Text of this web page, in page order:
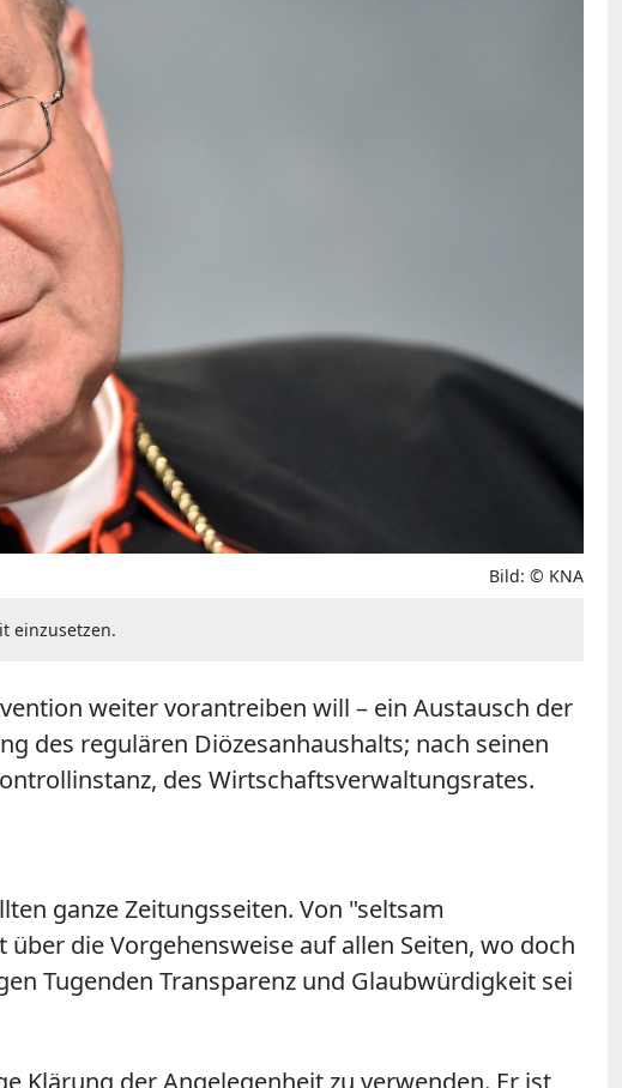
Bild: © KNA
einzusetzen.
weiter vorantreiben will – ein Austausch der
des regulären Diözesanhaushalts; nach seinen
des Wirtschaftsverwaltungsrates.
ganze Zeitungsseiten. Von "seltsam
die Vorgehensweise auf allen Seiten, wo doch
Tugenden Transparenz und Glaubwürdigkeit sei
Klärung der Angelegenheit zu verwenden. Er ist